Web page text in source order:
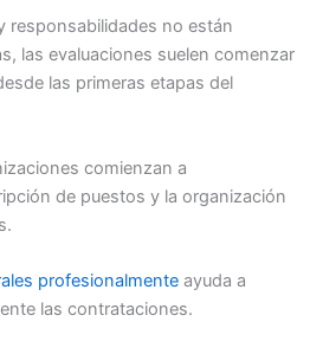
responsabilidades no están
las evaluaciones suelen comenzar
las primeras etapas del
comienzan a
de puestos y la organización
profesionalmente ayuda a
las contrataciones.